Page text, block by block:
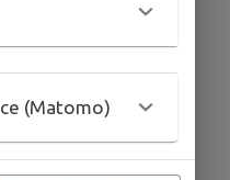
(Matomo)